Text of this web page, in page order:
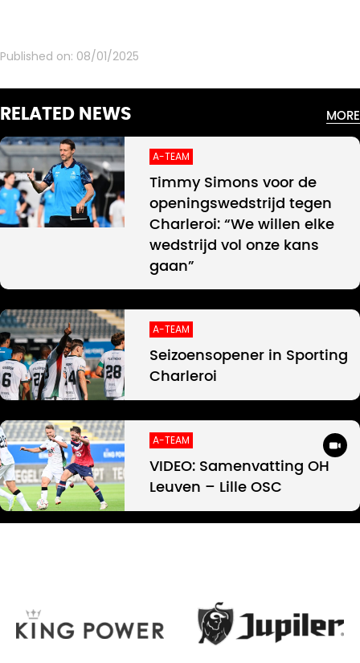
Published on: 08/01/2025
RELATED NEWS MORE
A-TEAM
Timmy Simons voor de
openingswedstrijd tegen
Charleroi: “We willen elke
wedstrijd vol onze kans
gaan”
A-TEAM
Seizoensopener in Sporting
Charleroi
A-TEAM
VIDEO: Samenvatting OH
Leuven – Lille OSC